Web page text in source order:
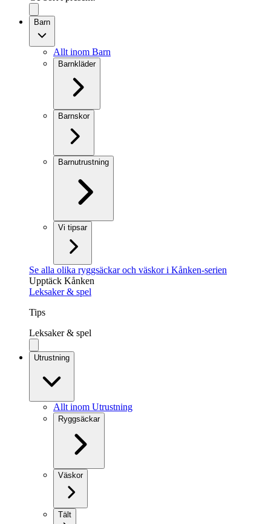
Barn
Allt inom Barn
Barnkläder
Barnskor
Barnutrustning
Vi tipsar
Se alla olika ryggsäckar och väskor i Kånken-serien
Upptäck Kånken
Leksaker & spel
Tips
Leksaker & spel
Utrustning
Allt inom Utrustning
Ryggsäckar
Väskor
Tält